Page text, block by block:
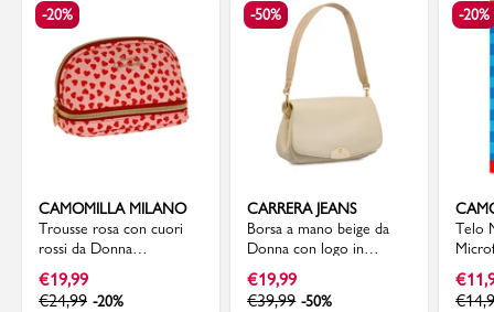
-20%
CAMOMILLA MILANO
Trousse rosa con cuori
rossi da Donna
Camomilla Milano
€19,99
€24,99 -20%
-50%
CARRERA JEANS
Borsa a mano beige da
Donna con logo in
metallo Carrera Jeans
€19,99
€39,99 -50%
-20%
Telo
€
€